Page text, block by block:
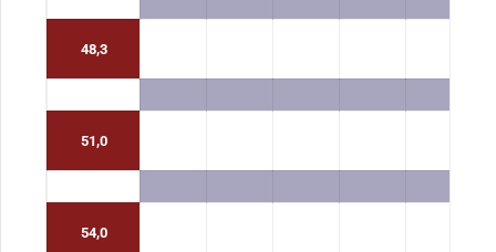
48,3
51,0
54,0